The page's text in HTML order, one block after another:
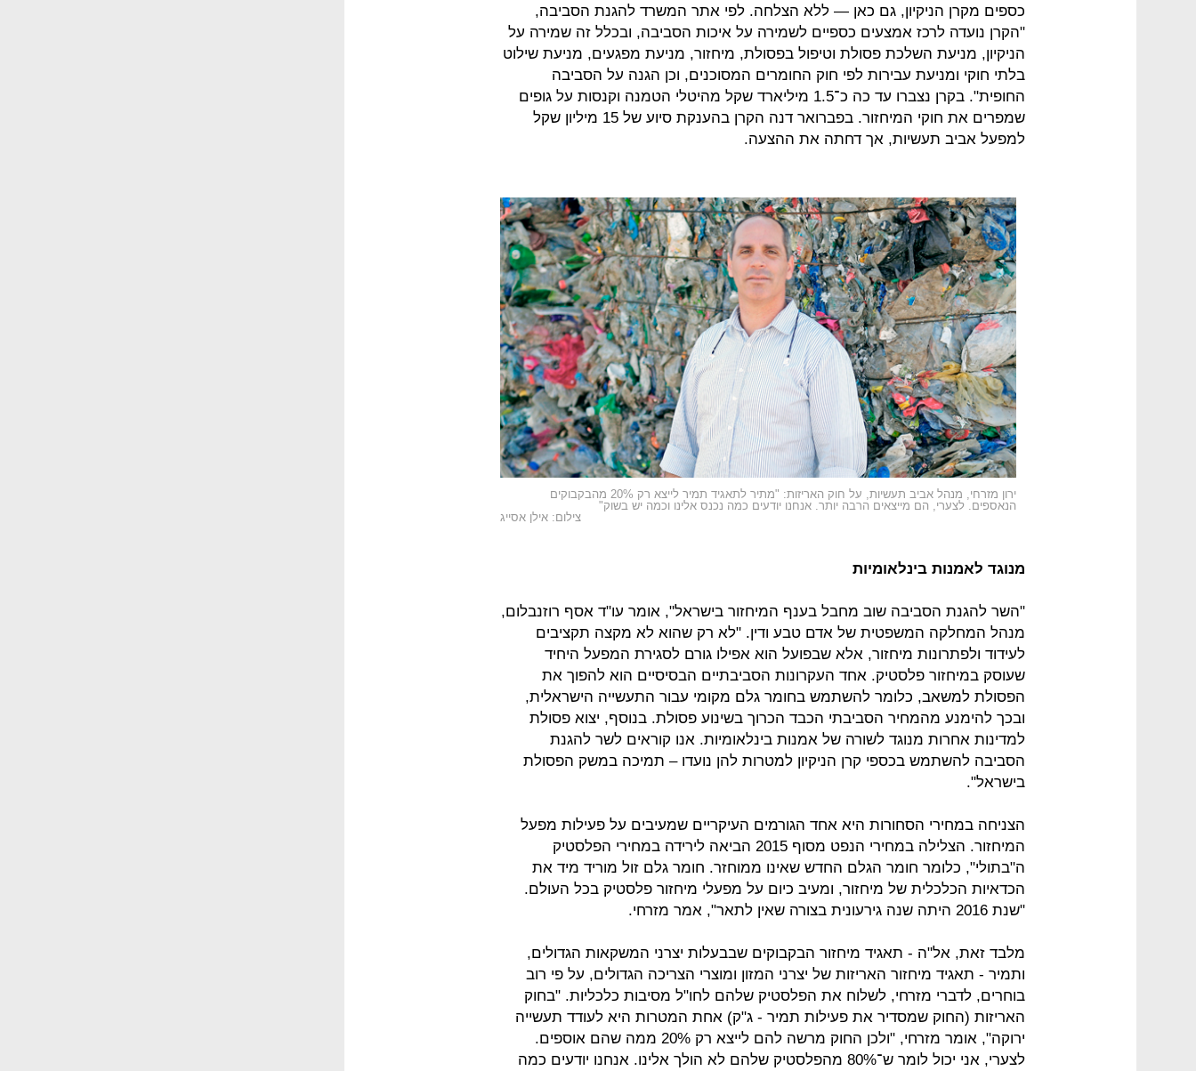
כספים מקרן הניקיון, גם כאן — ללא הצלחה. לפי אתר המשרד להגנת הסביבה,
"הקרן נועדה לרכז אמצעים כספיים לשמירה על איכות הסביבה, ובכלל זה שמירה על
הניקיון, מניעת השלכת פסולת וטיפול בפסולת, מיחזור, מניעת מפגעים, מניעת שילוט
בלתי חוקי ומניעת עבירות לפי חוק החומרים המסוכנים, וכן הגנה על הסביבה
החופית". בקרן נצברו עד כה כ־1.5 מיליארד שקל מהיטלי הטמנה וקנסות על גופים
שמפרים את חוקי המיחזור. בפברואר דנה הקרן בהענקת סיוע של 15 מיליון שקל
למפעל אביב תעשיות, אך דחתה את ההצעה.
ירון מזרחי, מנהל אביב תעשיות, על חוק האריזות: "מתיר לתאגיד תמיר לייצא רק 20% מהבקבוקים
הנאספים. לצערי, הם מייצאים הרבה יותר. אנחנו יודעים כמה נכנס אלינו וכמה יש בשוק"
צילום: אילן אסייג
מנוגד לאמנות בינלאומיות
"השר להגנת הסביבה שוב מחבל בענף המיחזור בישראל", אומר עו"ד אסף רוזנבלום,
מנהל המחלקה המשפטית של אדם טבע ודין. "לא רק שהוא לא מקצה תקציבים
לעידוד ולפתרונות מיחזור, אלא שבפועל הוא אפילו גורם לסגירת המפעל היחיד
שעוסק במיחזור פלסטיק. אחד העקרונות הסביבתיים הבסיסיים הוא להפוך את
הפסולת למשאב, כלומר להשתמש בחומר גלם מקומי עבור התעשייה הישראלית,
ובכך להימנע מהמחיר הסביבתי הכבד הכרוך בשינוע פסולת. בנוסף, יצוא פסולת
למדינות אחרות מנוגד לשורה של אמנות בינלאומיות. אנו קוראים לשר להגנת
הסביבה להשתמש בכספי קרן הניקיון למטרות להן נועדו – תמיכה במשק הפסולת
בישראל".
הצניחה במחירי הסחורות היא אחד הגורמים העיקריים שמעיבים על פעילות מפעל
המיחזור. הצלילה במחירי הנפט מסוף 2015 הביאה לירידה במחירי הפלסטיק
ה"בתולי", כלומר חומר הגלם החדש שאינו ממוחזר. חומר גלם זול מוריד מיד את
הכדאיות הכלכלית של מיחזור, ומעיב כיום על מפעלי מיחזור פלסטיק בכל העולם.
"שנת 2016 היתה שנה גירעונית בצורה שאין לתאר", אמר מזרחי.
מלבד זאת, אל"ה - תאגיד מיחזור הבקבוקים שבבעלות יצרני המשקאות הגדולים,
ותמיר - תאגיד מיחזור האריזות של יצרני המזון ומוצרי הצריכה הגדולים, על פי רוב
בוחרים, לדברי מזרחי, לשלוח את הפלסטיק שלהם לחו"ל מסיבות כלכליות. "בחוק
האריזות (החוק שמסדיר את פעילות תמיר - ג"ק) אחת המטרות היא לעודד תעשייה
ירוקה", אומר מזרחי, "ולכן החוק מרשה להם לייצא רק 20% ממה שהם אוספים.
לצערי, אני יכול לומר ש־80% מהפלסטיק שלהם לא הולך אלינו. אנחנו יודעים כמה